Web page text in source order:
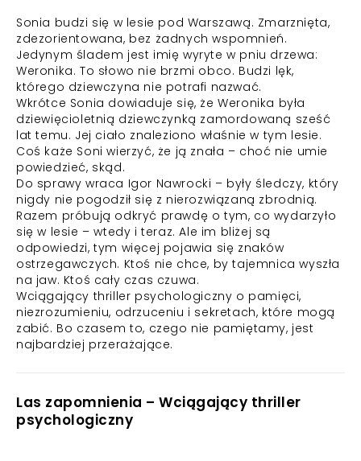
Sonia budzi się w lesie pod Warszawą. Zmarznięta,
zdezorientowana, bez żadnych wspomnień.
Jedynym śladem jest imię wyryte w pniu drzewa:
Weronika. To słowo nie brzmi obco. Budzi lęk,
którego dziewczyna nie potrafi nazwać.
Wkrótce Sonia dowiaduje się, że Weronika była
dziewięcioletnią dziewczynką zamordowaną sześć
lat temu. Jej ciało znaleziono właśnie w tym lesie.
Coś każe Soni wierzyć, że ją znała – choć nie umie
powiedzieć, skąd.
Do sprawy wraca Igor Nawrocki – były śledczy, który
nigdy nie pogodził się z nierozwiązaną zbrodnią.
Razem próbują odkryć prawdę o tym, co wydarzyło
się w lesie – wtedy i teraz. Ale im bliżej są
odpowiedzi, tym więcej pojawia się znaków
ostrzegawczych. Ktoś nie chce, by tajemnica wyszła
na jaw. Ktoś cały czas czuwa.
Wciągający thriller psychologiczny o pamięci,
niezrozumieniu, odrzuceniu i sekretach, które mogą
zabić. Bo czasem to, czego nie pamiętamy, jest
najbardziej przerażające.
Las zapomnienia – Wciągający thriller
psychologiczny